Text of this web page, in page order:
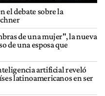
el debate sobre la
de una mujer", la nueva
de una esposa que
artificial reveló
latinoamericanos en ser